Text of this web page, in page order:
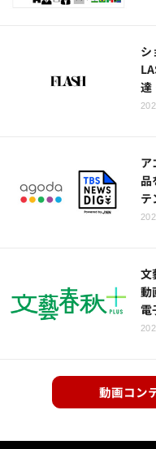
シ
達
ア
品
テ
文
動
電
動画コン